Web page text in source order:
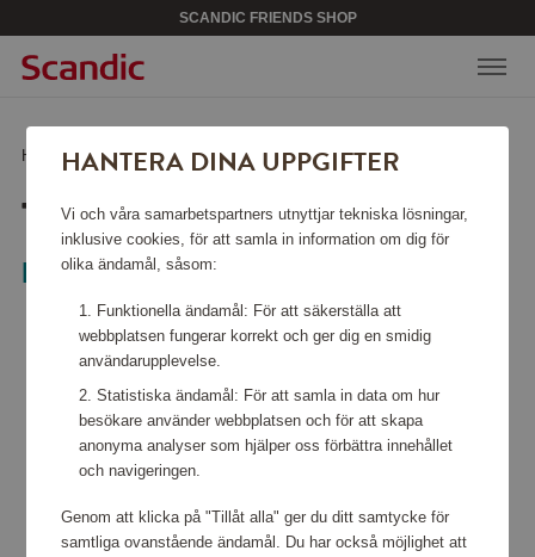
SCANDIC FRIENDS SHOP
Hem /Presentkort /Upplevelser/ Ticketmaster
TICKETMASTER
Presentkort
HANTERA DINA UPPGIFTER
Vi och våra samarbetspartners utnyttjar tekniska lösningar,
inklusive cookies, för att samla in information om dig för
olika ändamål, såsom:
Funktionella ändamål: För att säkerställa att
webbplatsen fungerar korrekt och ger dig en smidig
användarupplevelse.
Statistiska ändamål: För att samla in data om hur
besökare använder webbplatsen och för att skapa
anonyma analyser som hjälper oss förbättra innehållet
och navigeringen.
Genom att klicka på "Tillåt alla" ger du ditt samtycke för
samtliga ovanstående ändamål. Du har också möjlighet att